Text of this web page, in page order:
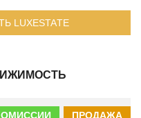
LUXESTATE
ПРОДАЖА